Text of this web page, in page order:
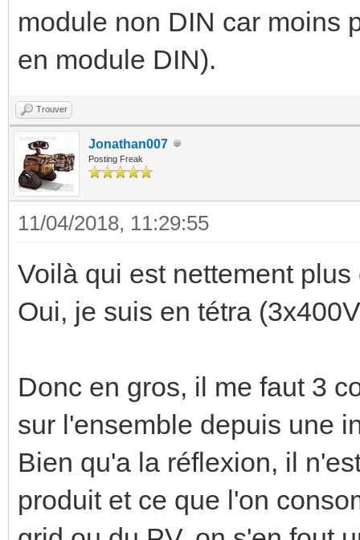
module non DIN car moins
en module DIN).
Trouver
Jonathan007
Posting Freak
11/04/2018, 11:29:55
Voilà qui est nettement plus
Oui, je suis en tétra
Donc en gros, il me faut 3
sur l'ensemble depuis une
Bien qu'a la réflexion, il
produit et ce que l'on